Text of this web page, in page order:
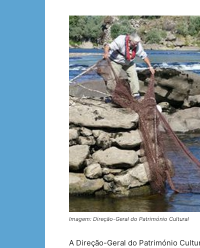
Imagem: Direção-Geral do Património Cultural
A Direção-Geral do Património